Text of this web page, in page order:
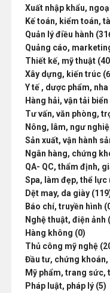
Xuất nhập khẩu,
Kế toán, kiểm toán,
Quản lý điều hành
Quảng cáo,
Thiết kế, mỹ thuật
Xây dựng, kiến trúc
Y tế , dược phẩm,
Hàng hải, vận tải biển
Tư vấn, văn phòng,
Nông, lâm, ngư
Sản xuất, vận hành
Ngân hàng, chứng
QA- QC, thẩm định,
Spa, làm đẹp, thể lực
Dệt may, da giày
Báo chí, truyền hình
Nghệ thuật, điện ảnh
Hàng không (0)
Thủ công mỹ nghệ
Đầu tư, chứng khoán,
Mỹ phẩm, trang sức,
Pháp luật, pháp lý (5)